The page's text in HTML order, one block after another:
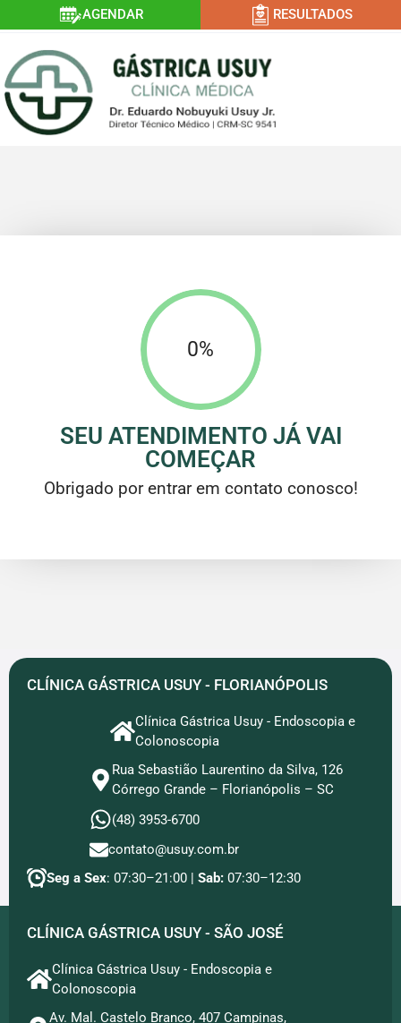
AGENDAR RESULTADOS
0%
SEU ATENDIMENTO JÁ VAI
COMEÇAR
Obrigado por entrar em contato conosco!
CLÍNICA GÁSTRICA USUY - FLORIANÓPOLIS
Clínica Gástrica Usuy - Endoscopia e
Colonoscopia
Rua Sebastião Laurentino da Silva, 126
Córrego Grande – Florianópolis – SC
(48) 3953-6700
contato@usuy.com.br
Seg a Sex: 07:30–21:00 | Sab: 07:30–12:30
CLÍNICA GÁSTRICA USUY - SÃO JOSÉ
Clínica Gástrica Usuy - Endoscopia e
Colonoscopia
Av. Mal. Castelo Branco, 407 Campinas,